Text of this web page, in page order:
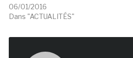
06/01/2016
Dans "ACTUALITÉS"